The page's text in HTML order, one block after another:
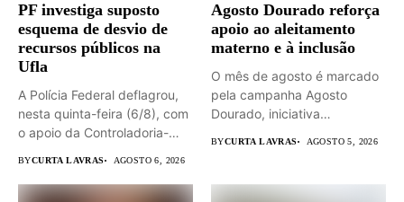
PF investiga suposto
esquema de desvio de
recursos públicos na
Ufla
A Polícia Federal deflagrou,
nesta quinta-feira (6/8), com
o apoio da Controladoria-
BYCURTA LAVRAS AGOSTO 6, 2026
Agosto Dourado reforça
apoio ao aleitamento
materno e à inclusão
O mês de agosto é marcado
pela campanha Agosto
Dourado, iniciativa
BYCURTA LAVRAS AGOSTO 5, 2026